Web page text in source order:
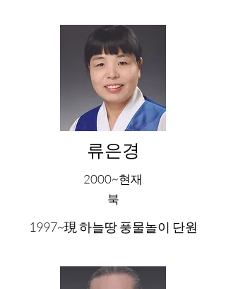
류은경
2000~현재
북
1997~現 하늘땅 풍물놀이 단원